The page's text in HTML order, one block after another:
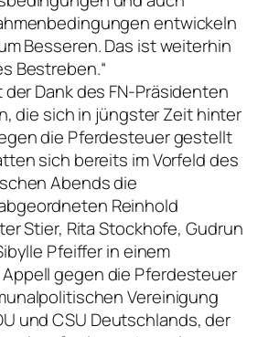
entwickeln
Besseren. Das ist weiterhin
Bestreben.“
Dank des FN-Präsidenten
die sich in jüngster Zeit hinter
die Pferdesteuer gestellt
sich bereits im Vorfeld des
Abends die
Reinhold
Stier, Rita Stockhofe, Gudrun
Pfeiffer in einem
gegen die Pferdesteuer
Vereinigung
und CSU Deutschlands, der